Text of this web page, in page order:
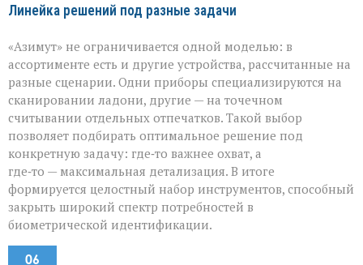
Линейка решений под разные задачи
«Азимут» не ограничивается одной моделью: в
ассортименте есть и другие устройства, рассчитанные на
разные сценарии. Одни приборы специализируются на
сканировании ладони, другие — на точечном
считывании отдельных отпечатков. Такой выбор
позволяет подбирать оптимальное решение под
конкретную задачу: где‑то важнее охват, а
где‑то — максимальная детализация. В итоге
формируется целостный набор инструментов, способный
закрыть широкий спектр потребностей в
биометрической идентификации.
06